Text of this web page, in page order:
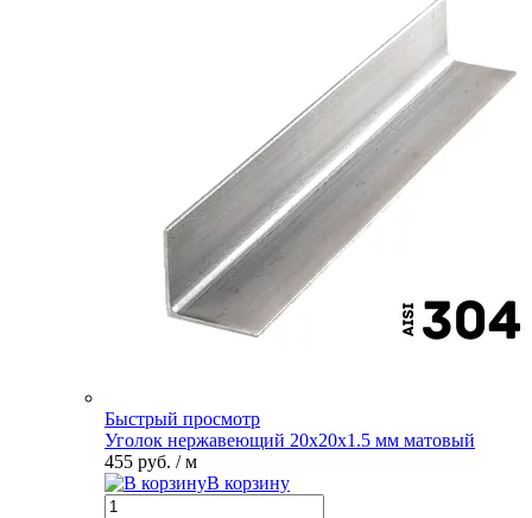
Быстрый просмотр
Уголок нержавеющий 20х20х1.5 мм матовый
455 руб. / м
В корзину